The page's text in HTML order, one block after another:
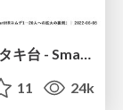
コミュニケーションデザイン組織のタタキ台 - SmartHR Communication Design Group
11 24k